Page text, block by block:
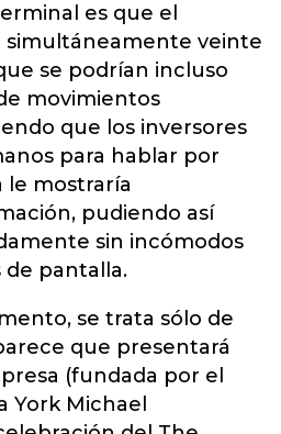
es que el
simultáneamente veinte
se podrían incluso
movimientos
que los inversores
para hablar por
le mostraría
pudiendo así
sin incómodos
de pantalla.
se trata sólo de
que presentará
(fundada por el
York Michael